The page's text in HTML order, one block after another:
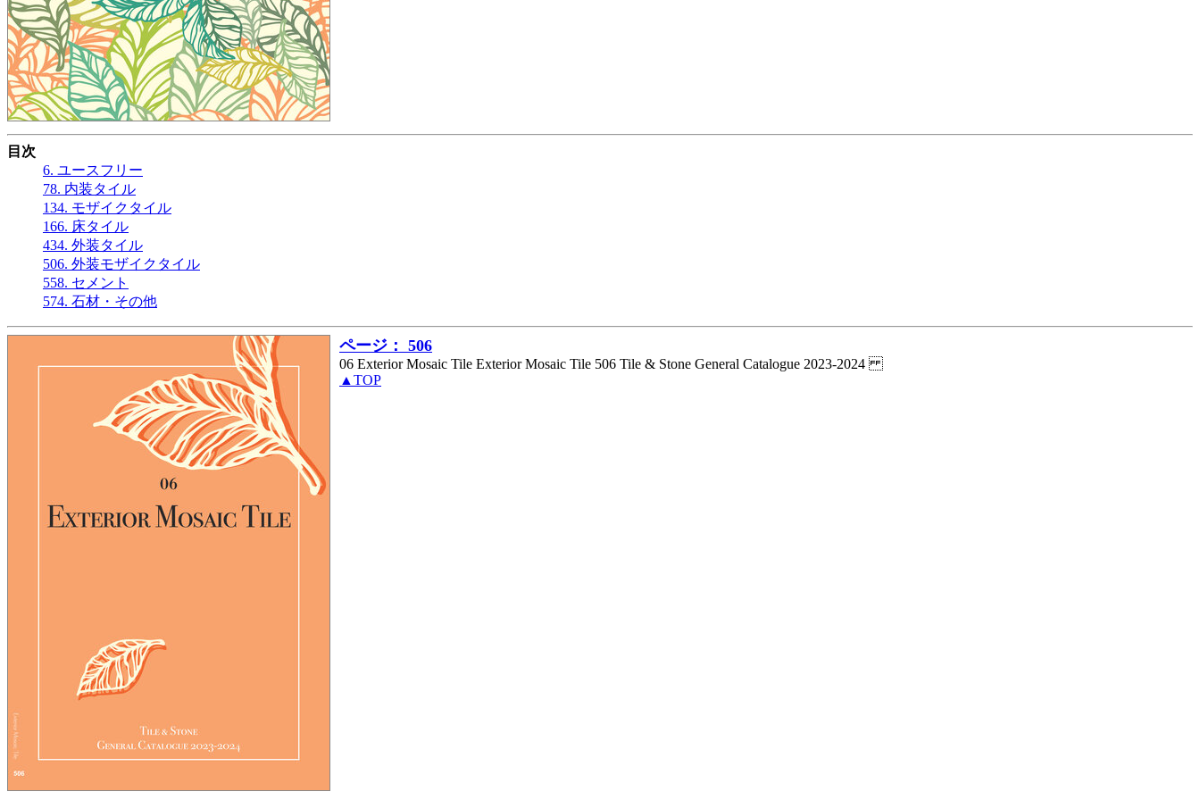
目次
6. ユースフリー
78. 内装タイル
134. モザイクタイル
166. 床タイル
434. 外装タイル
506. 外装モザイクタイル
558. セメント
574. 石材・その他
ページ： 506
06 Exterior Mosaic Tile Exterior Mosaic Tile 506 Tile & Stone General Catalogue 2023-2024
▲TOP